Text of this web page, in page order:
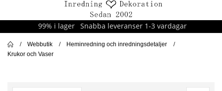
99% i lager Snabba leveranser 1-3 vardagar
Webbutik
Heminredning och inredningsdetaljer
Krukor och Vaser